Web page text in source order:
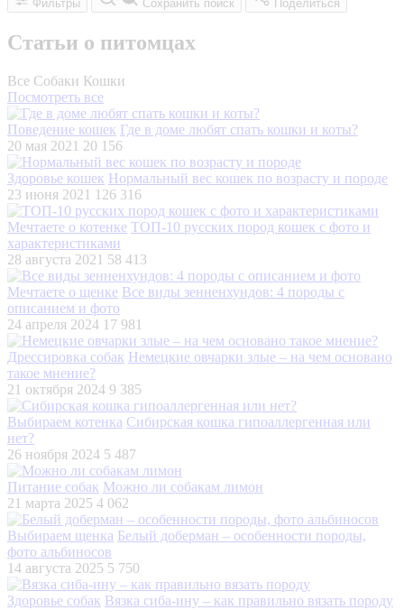
Фильтры Сохранить поиск Поделиться
Статьи о питомцах
Все Собаки Кошки
Посмотреть все
Поведение кошек Где в доме любят спать кошки и коты?
20 мая 2021 20 156
Здоровье кошек Нормальный вес кошек по возрасту и породе
23 июня 2021 126 316
Мечтаете о котенке ТОП-10 русских пород кошек с фото и
характеристиками
28 августа 2021 58 413
Мечтаете о щенке Все виды зенненхундов: 4 породы с
описанием и фото
24 апреля 2024 17 981
Дрессировка собак Немецкие овчарки злые – на чем основано
такое мнение?
21 октября 2024 9 385
Выбираем котенка Сибирская кошка гипоаллергенная или
нет?
26 ноября 2024 5 487
Питание собак Можно ли собакам лимон
21 марта 2025 4 062
Выбираем щенка Белый доберман – особенности породы,
фото альбиносов
14 августа 2025 5 750
Здоровье собак Вязка сиба-ину – как правильно вязать породу